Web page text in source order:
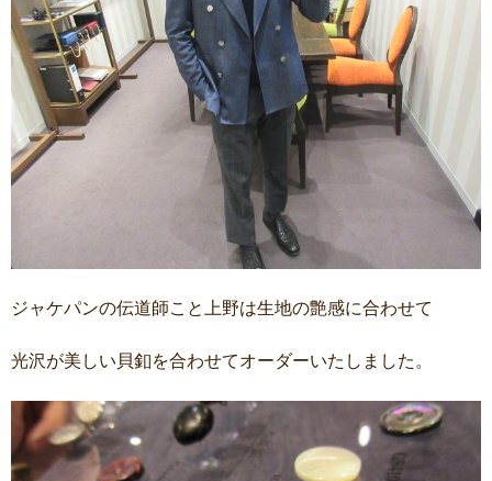
ジャケパンの伝道師こと上野は生地の艶感に合わせて
光沢が美しい貝釦を合わせてオーダーいたしました。